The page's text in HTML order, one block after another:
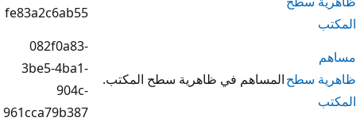
في ظاهرية سطح المكتب.
904c-